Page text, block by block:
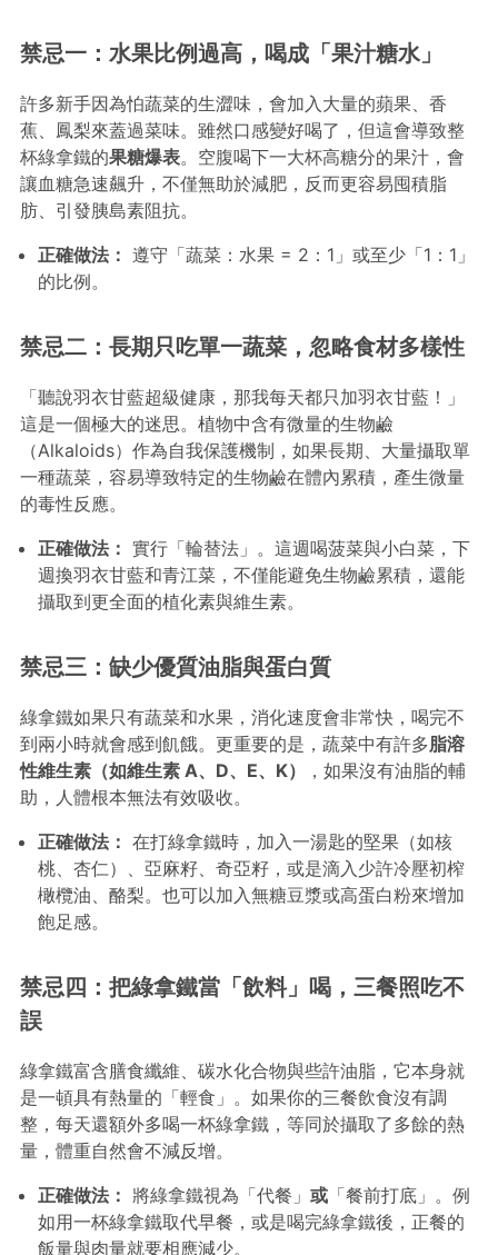
禁忌一：水果比例過高，喝成「果汁糖水」
許多新手因為怕蔬菜的生澀味，會加入大量的蘋果、香
蕉、鳳梨來蓋過菜味。雖然口感變好喝了，但這會導致整
杯綠拿鐵的果糖爆表。空腹喝下一大杯高糖分的果汁，會
讓血糖急速飆升，不僅無助於減肥，反而更容易囤積脂
肪、引發胰島素阻抗。
正確做法： 遵守「蔬菜：水果 = 2：1」或至少「1：1」
的比例。
禁忌二：長期只吃單一蔬菜，忽略食材多樣性
「聽說羽衣甘藍超級健康，那我每天都只加羽衣甘藍！」
這是一個極大的迷思。植物中含有微量的生物鹼
（Alkaloids）作為自我保護機制，如果長期、大量攝取單
一種蔬菜，容易導致特定的生物鹼在體內累積，產生微量
的毒性反應。
正確做法： 實行「輪替法」。這週喝菠菜與小白菜，下
週換羽衣甘藍和青江菜，不僅能避免生物鹼累積，還能
攝取到更全面的植化素與維生素。
禁忌三：缺少優質油脂與蛋白質
綠拿鐵如果只有蔬菜和水果，消化速度會非常快，喝完不
到兩小時就會感到飢餓。更重要的是，蔬菜中有許多脂溶
性維生素（如維生素 A、D、E、K）
，如果沒有油脂的輔
助，人體根本無法有效吸收。
正確做法： 在打綠拿鐵時，加入一湯匙的堅果（如核
桃、杏仁）、亞麻籽、奇亞籽，或是滴入少許冷壓初榨
橄欖油、酪梨。也可以加入無糖豆漿或高蛋白粉來增加
飽足感。
禁忌四：把綠拿鐵當「飲料」喝，三餐照吃不
誤
綠拿鐵富含膳食纖維、碳水化合物與些許油脂，它本身就
是一頓具有熱量的「輕食」。如果你的三餐飲食沒有調
整，每天還額外多喝一杯綠拿鐵，等同於攝取了多餘的熱
量，體重自然會不減反增。
正確做法： 將綠拿鐵視為「代餐」 或 「餐前打底」。例
如用一杯綠拿鐵取代早餐，或是喝完綠拿鐵後，正餐的
飯量與肉量就要相應減少。